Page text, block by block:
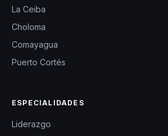
La Ceiba
Choloma
Comayagua
Puerto Cortés
ESPECIALIDADES
Liderazgo